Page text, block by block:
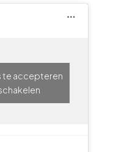
te accepteren